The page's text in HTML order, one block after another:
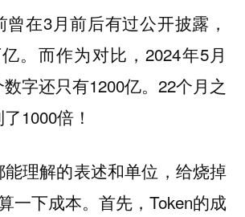
在3月前后有过公开披露，
。而作为对比，2024年5月
字还只有1200亿。22个月之
1000倍！
理解的表述和单位，给烧掉
一下成本。首先，Token的成